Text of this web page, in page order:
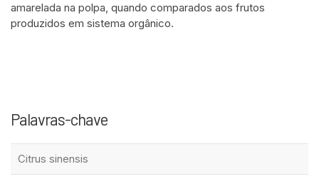
amarelada na polpa, quando comparados aos frutos
produzidos em sistema orgânico.
Palavras-chave
Citrus sinensis